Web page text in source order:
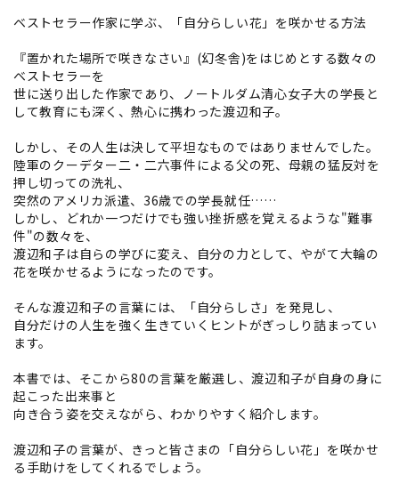
ベストセラー作家に学ぶ、「自分らしい花」を咲かせる方法
『置かれた場所で咲きなさい』(幻冬舎)をはじめとする数々の
ベストセラーを
世に送り出した作家であり、ノートルダム清心女子大の学長と
して教育にも深く、熱心に携わった渡辺和子。
しかし、その人生は決して平坦なものではありませんでした。
陸軍のクーデター二・二六事件による父の死、母親の猛反対を
押し切っての洗礼、
突然のアメリカ派遣、36歳での学長就任……
しかし、どれか一つだけでも強い挫折感を覚えるような"難事
件"の数々を、
渡辺和子は自らの学びに変え、自分の力として、やがて大輪の
花を咲かせるようになったのです。
そんな渡辺和子の言葉には、「自分らしさ」を発見し、
自分だけの人生を強く生きていくヒントがぎっしり詰まってい
ます。
本書では、そこから80の言葉を厳選し、渡辺和子が自身の身に
起こった出来事と
向き合う姿を交えながら、わかりやすく紹介します。
渡辺和子の言葉が、きっと皆さまの「自分らしい花」を咲かせ
る手助けをしてくれるでしょう。